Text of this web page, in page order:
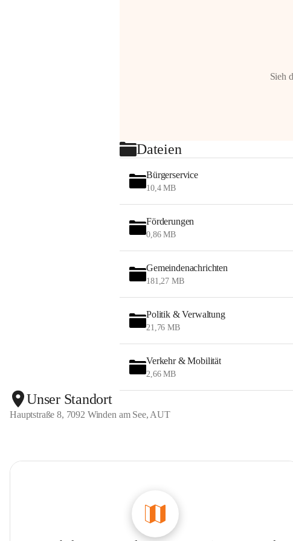
Sieh
Dateien
Bürgerservice
10,4 MB
Förderungen
0,86 MB
Gemeindenachrichten
181,27 MB
Politik & Verwaltung
21,76 MB
Verkehr & Mobilität
2,66 MB
Unser Standort
Hauptstraße 8, 7092 Winden am See, AUT